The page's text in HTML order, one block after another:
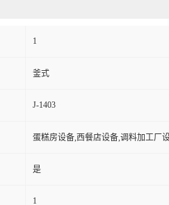
1
釜式
J-1403
蛋糕房设备,西餐店设备,调料加工厂
是
1